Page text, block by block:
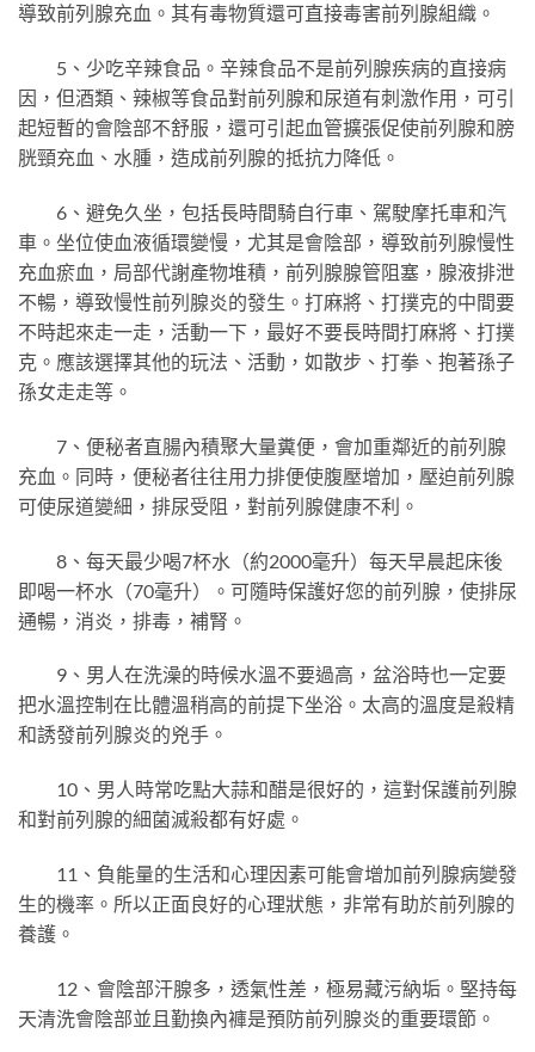
導致前列腺充血。其有毒物質還可直接毒害前列腺組織。
5、少吃辛辣食品。辛辣食品不是前列腺疾病的直接病
因，但酒類、辣椒等食品對前列腺和尿道有刺激作用，可引
起短暫的會陰部不舒服，還可引起血管擴張促使前列腺和膀
胱頸充血、水腫，造成前列腺的抵抗力降低。
6、避免久坐，包括長時間騎自行車、駕駛摩托車和汽
車。坐位使血液循環變慢，尤其是會陰部，導致前列腺慢性
充血瘀血，局部代謝產物堆積，前列腺腺管阻塞，腺液排泄
不暢，導致慢性前列腺炎的發生。打麻將、打撲克的中間要
不時起來走一走，活動一下，最好不要長時間打麻將、打撲
克。應該選擇其他的玩法、活動，如散步、打拳、抱著孫子
孫女走走等。
7、便秘者直腸內積聚大量糞便，會加重鄰近的前列腺
充血。同時，便秘者往往用力排便使腹壓增加，壓迫前列腺
可使尿道變細，排尿受阻，對前列腺健康不利。
8、每天最少喝7杯水（約2000毫升）每天早晨起床後
即喝一杯水（70毫升）。可隨時保護好您的前列腺，使排尿
通暢，消炎，排毒，補腎。
9、男人在洗澡的時候水溫不要過高，盆浴時也一定要
把水溫控制在比體溫稍高的前提下坐浴。太高的溫度是殺精
和誘發前列腺炎的兇手。
10、男人時常吃點大蒜和醋是很好的，這對保護前列腺
和對前列腺的細菌滅殺都有好處。
11、負能量的生活和心理因素可能會增加前列腺病變發
生的機率。所以正面良好的心理狀態，非常有助於前列腺的
養護。
12、會陰部汗腺多，透氣性差，極易藏污納垢。堅持每
天清洗會陰部並且勤換內褲是預防前列腺炎的重要環節。